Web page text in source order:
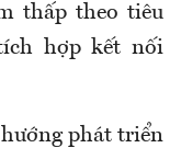
thấp theo tiêu
hợp kết nối
phát triển